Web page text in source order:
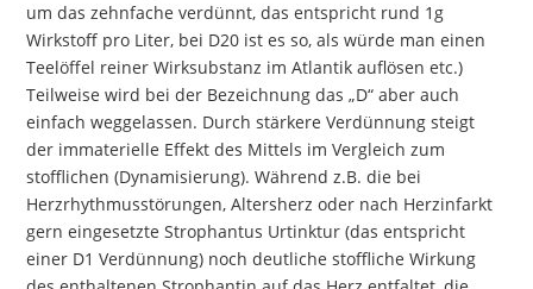
um das zehnfache verdünnt, das entspricht rund 1g
Wirkstoff pro Liter, bei D20 ist es so, als würde man einen
Teelöffel reiner Wirksubstanz im Atlantik auflösen etc.)
Teilweise wird bei der Bezeichnung das „D“ aber auch
einfach weggelassen. Durch stärkere Verdünnung steigt
der immaterielle Effekt des Mittels im Vergleich zum
stofflichen (Dynamisierung). Während z.B. die bei
Herzrhythmusstörungen, Altersherz oder nach Herzinfarkt
gern eingesetzte Strophantus Urtinktur (das entspricht
einer D1 Verdünnung) noch deutliche stoffliche Wirkung